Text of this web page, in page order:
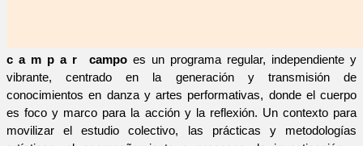
c a m p a r  campo es un programa regular, independiente y
vibrante, centrado en la generación y transmisión de
conocimientos en danza y artes performativas, donde el cuerpo
es foco y marco para la acción y la reflexión. Un contexto para
movilizar el estudio colectivo, las prácticas y metodologías